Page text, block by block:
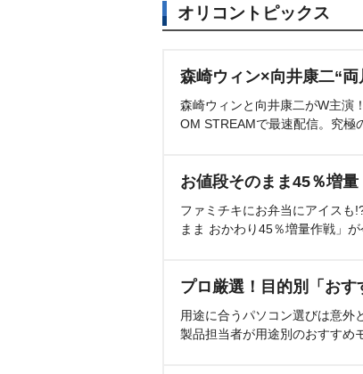
オリコントピックス
森崎ウィン×向井康二“両
森崎ウィンと向井康二がW主演
OM STREAMで最速配信。究極
お値段そのまま45％増
ファミチキにお弁当にアイスも
まま おかわり45％増量作戦」
プロ厳選！目的別「おす
用途に合うパソコン選びは意外
製品担当者が用途別のおすすめ